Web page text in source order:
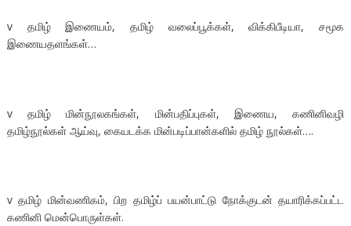
v தமிழ் இணையம், தமிழ் வலைப்பூக்கள், விக்கிபீடியா, சமூக
இணையதளங்கள்…
v தமிழ் மின்நூலகங்கள், மின்பதிப்புகள், இணைய, கணினிவழி
தமிழ்நூல்கள் ஆய்வு, கையடக்க மின்படிப்பான்களில் தமிழ் நூல்கள்….
v தமிழ் மின்வணிகம், பிற தமிழ்ப் பயன்பாட்டு நோக்குடன் தயாரிக்கப்பட்ட
கணினி மென்பொருள்கள்.